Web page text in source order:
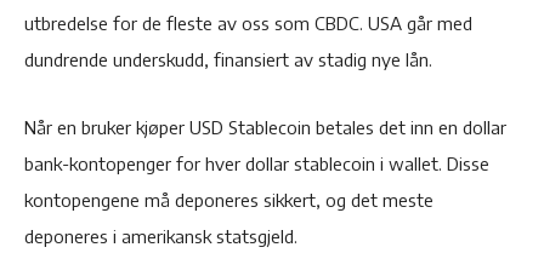
utbredelse for de fleste av oss som CBDC. USA går med
dundrende underskudd, finansiert av stadig nye lån.
Når en bruker kjøper USD Stablecoin betales det inn en dollar
bank-kontopenger for hver dollar stablecoin i wallet. Disse
kontopengene må deponeres sikkert, og det meste
deponeres i amerikansk statsgjeld.